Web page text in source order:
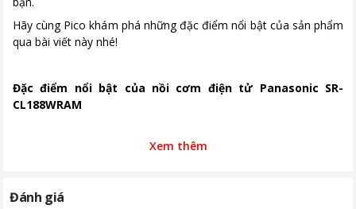
Hãy cùng Pico khám phá những đặc điểm nổi bật của sản phẩm
qua bài viết này nhé!
Đặc điểm nổi bật của nồi cơm điện tử Panasonic SR-
CL188WRAM
màu trắng hiện đại, phù hợp với mọi không gian bếp.
Xem thêm
Đánh giá